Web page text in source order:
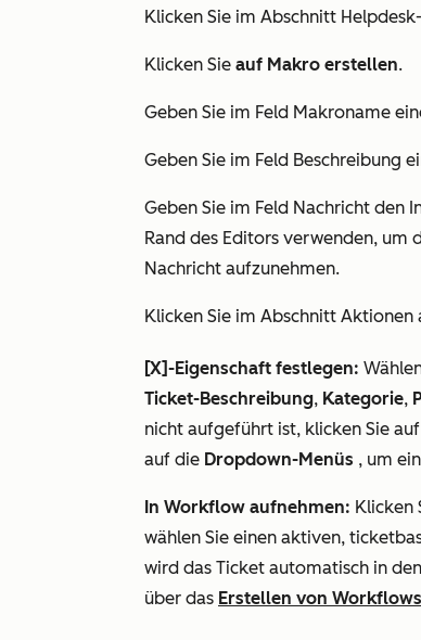
Klicken Sie im Abschnitt
Klicken Sie auf Makro erstellen.
Geben Sie im Feld Makroname
Geben Sie im Feld Beschreibung
Geben Sie im Feld Nachricht den
Rand des Editors verwenden, um
Nachricht aufzunehmen.
Klicken Sie im Abschnitt Aktionen
[X]-Eigenschaft festlegen:
Ticket-Beschreibung, Kategorie,
nicht aufgeführt ist, klicken Sie auf
auf die Dropdown-Menüs , um
In Workflow aufnehmen: Klicken
wählen Sie einen aktiven,
wird das Ticket automatisch in
über das Erstellen von Workflows